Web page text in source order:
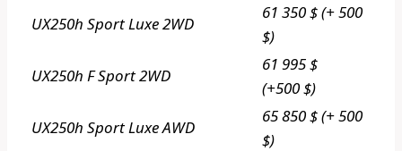
UX250h Sport Luxe 2WD
61 350 $ (+ 500
$)
UX250h F Sport 2WD
61 995 $
(+500 $)
UX250h Sport Luxe AWD
65 850 $ (+ 500
$)